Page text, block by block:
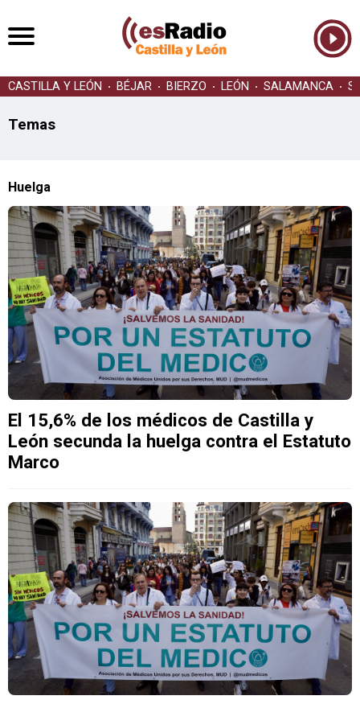
CASTILLA Y LEÓN BÉJAR BIERZO LEÓN SALAMANCA
Temas
Huelga
El 15,6% de los médicos de Castilla y
León secunda la huelga contra el Estatuto
Marco